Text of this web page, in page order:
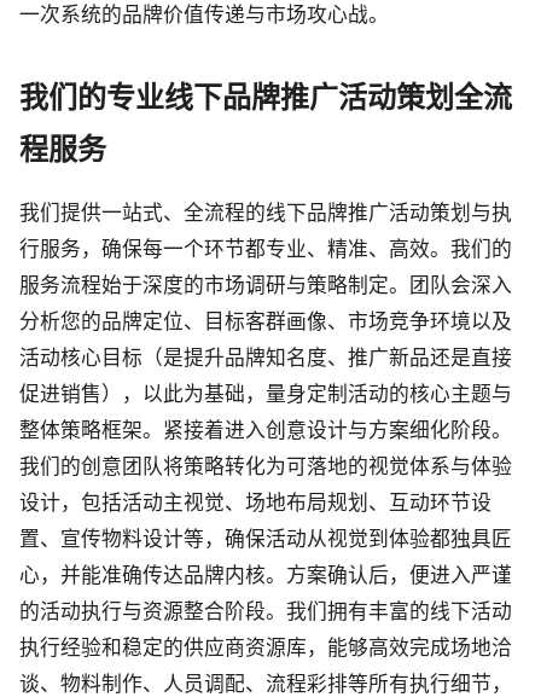
一次系统的品牌价值传递与市场攻心战。
我们的专业线下品牌推广活动策划全流
程服务
我们提供一站式、全流程的线下品牌推广活动策划与执
行服务，确保每一个环节都专业、精准、高效。我们的
服务流程始于深度的市场调研与策略制定。团队会深入
分析您的品牌定位、目标客群画像、市场竞争环境以及
活动核心目标（是提升品牌知名度、推广新品还是直接
促进销售），以此为基础，量身定制活动的核心主题与
整体策略框架。紧接着进入创意设计与方案细化阶段。
我们的创意团队将策略转化为可落地的视觉体系与体验
设计，包括活动主视觉、场地布局规划、互动环节设
置、宣传物料设计等，确保活动从视觉到体验都独具匠
心，并能准确传达品牌内核。方案确认后，便进入严谨
的活动执行与资源整合阶段。我们拥有丰富的线下活动
执行经验和稳定的供应商资源库，能够高效完成场地洽
谈、物料制作、人员调配、流程彩排等所有执行细节，